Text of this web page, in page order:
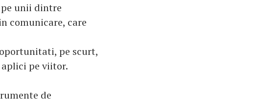
unii dintre
comunicare, care
pe scurt,
pe viitor.
de